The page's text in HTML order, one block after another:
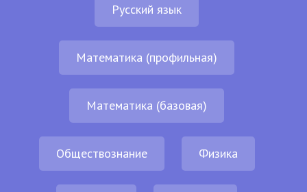
Русский язык
Математика (профильная)
Математика (базовая)
Обществознание Физика